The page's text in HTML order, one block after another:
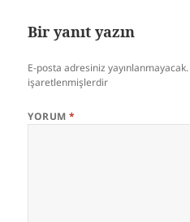
Bir yanıt yazın
E-posta adresiniz yayınlanmayacak.
işaretlenmişlerdir
YORUM*